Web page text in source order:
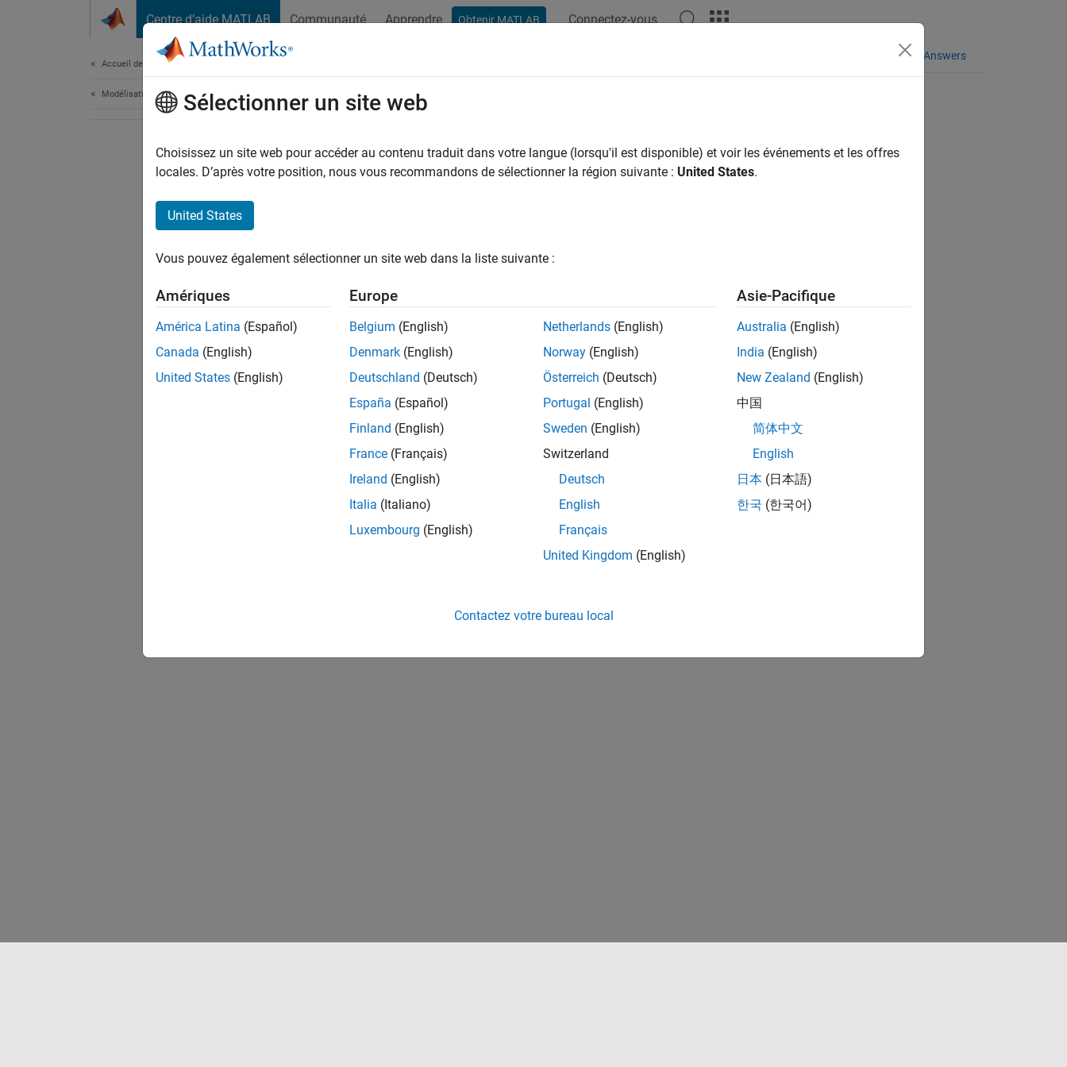
Centre d’aide MATLAB Communauté Apprendre Obtenir MATLAB Connectez-vous
Accueil de la documentation
Modélisation physique
MATLAB Answers
How useful was this information?
Sélectionner un site web
Choisissez un site web pour accéder au contenu traduit dans votre langue (lorsqu'il est disponible) et voir les événements et les offres
locales. D’après votre position, nous vous recommandons de sélectionner la région suivante : United States.
United States
Vous pouvez également sélectionner un site web dans la liste suivante :
Amériques
América Latina (Español)
Canada (English)
United States (English)
Europe
Belgium (English)
Denmark (English)
Deutschland (Deutsch)
España (Español)
Finland (English)
France (Français)
Ireland (English)
Italia (Italiano)
Luxembourg (English)
Netherlands (English)
Norway (English)
Österreich (Deutsch)
Portugal (English)
Sweden (English)
Switzerland
Deutsch
English
Français
United Kingdom (English)
Asie-Pacifique
Australia (English)
India (English)
New Zealand (English)
中国
简体中文
English
日本 (日本語)
한국 (한국어)
Contactez votre bureau local